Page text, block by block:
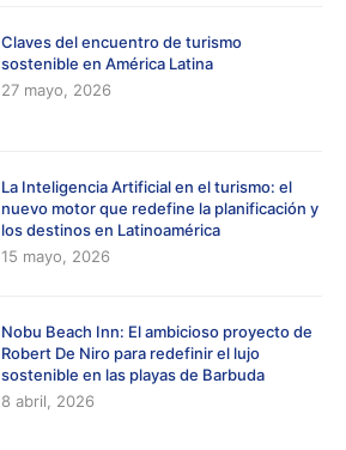
Claves del encuentro de turismo
sostenible en América Latina
27 mayo, 2026
La Inteligencia Artificial en el turismo: el
nuevo motor que redefine la planificación y
los destinos en Latinoamérica
15 mayo, 2026
Nobu Beach Inn: El ambicioso proyecto de
Robert De Niro para redefinir el lujo
sostenible en las playas de Barbuda
8 abril, 2026